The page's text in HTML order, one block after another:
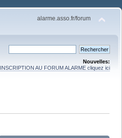
alarme.asso.fr/forum
Nouvelles:
INSCRIPTION AU FORUM ALARME cliquez ici